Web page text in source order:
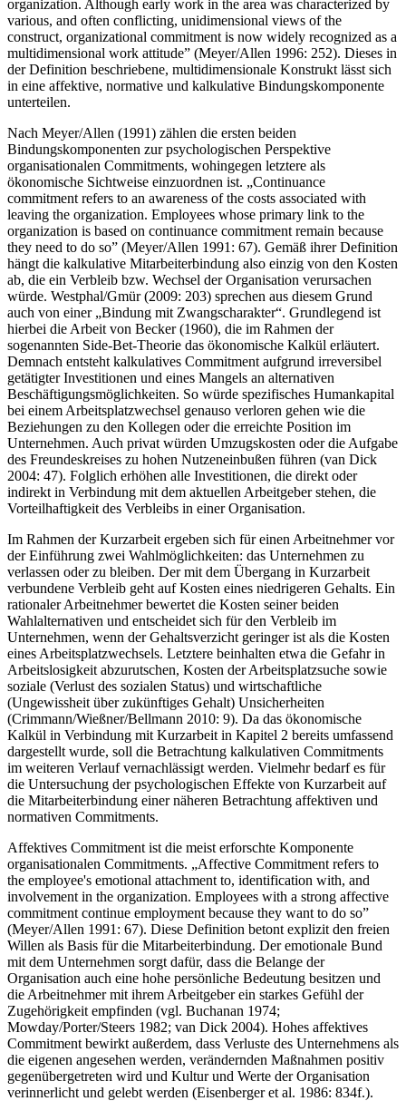
that makes it less likely that the employee will voluntarily leave the
organization. Although early work in the area was characterized by
various, and often conflicting, unidimensional views of the
construct, organizational commitment is now widely recognized as a
multidimensional work attitude” (Meyer/Allen 1996: 252). Dieses in
der Definition beschriebene, multidimensionale Konstrukt lässt sich
in eine affektive, normative und kalkulative Bindungskomponente
Nach Meyer/Allen (1991) zählen die ersten beiden
Bindungskomponenten zur psychologischen Perspektive
organisationalen Commitments, wohingegen letztere als
ökonomische Sichtweise einzuordnen ist. „Continuance
commitment refers to an awareness of the costs associated with
leaving the organization. Employees whose primary link to the
organization is based on continuance commitment remain because
they need to do so” (Meyer/Allen 1991: 67). Gemäß ihrer Definition
hängt die kalkulative Mitarbeiterbindung also einzig von den Kosten
ab, die ein Verbleib bzw. Wechsel der Organisation verursachen
würde. Westphal/Gmür (2009: 203) sprechen aus diesem Grund
auch von einer „Bindung mit Zwangscharakter“. Grundlegend ist
hierbei die Arbeit von Becker (1960), die im Rahmen der
sogenannten Side-Bet-Theorie das ökonomische Kalkül erläutert.
Demnach entsteht kalkulatives Commitment aufgrund irreversibel
getätigter Investitionen und eines Mangels an alternativen
Beschäftigungsmöglichkeiten. So würde spezifisches Humankapital
bei einem Arbeitsplatzwechsel genauso verloren gehen wie die
Beziehungen zu den Kollegen oder die erreichte Position im
Unternehmen. Auch privat würden Umzugskosten oder die Aufgabe
des Freundeskreises zu hohen Nutzeneinbußen führen (van Dick
2004: 47). Folglich erhöhen alle Investitionen, die direkt oder
indirekt in Verbindung mit dem aktuellen Arbeitgeber stehen, die
Im Rahmen der Kurzarbeit ergeben sich für einen Arbeitnehmer vor
der Einführung zwei Wahlmöglichkeiten: das Unternehmen zu
verlassen oder zu bleiben. Der mit dem Übergang in Kurzarbeit
verbundene Verbleib geht auf Kosten eines niedrigeren Gehalts. Ein
rationaler Arbeitnehmer bewertet die Kosten seiner beiden
Wahlalternativen und entscheidet sich für den Verbleib im
Unternehmen, wenn der Gehaltsverzicht geringer ist als die Kosten
eines Arbeitsplatzwechsels. Letztere beinhalten etwa die Gefahr in
Arbeitslosigkeit abzurutschen, Kosten der Arbeitsplatzsuche sowie
soziale (Verlust des sozialen Status) und wirtschaftliche
(Ungewissheit über zukünftiges Gehalt) Unsicherheiten
(Crimmann/Wießner/Bellmann 2010: 9). Da das ökonomische
Kalkül in Verbindung mit Kurzarbeit in Kapitel 2 bereits umfassend
dargestellt wurde, soll die Betrachtung kalkulativen Commitments
im weiteren Verlauf vernachlässigt werden. Vielmehr bedarf es für
die Untersuchung der psychologischen Effekte von Kurzarbeit auf
die Mitarbeiterbindung einer näheren Betrachtung affektiven und
Affektives Commitment ist die meist erforschte Komponente
organisationalen Commitments. „Affective Commitment refers to
the employee's emotional attachment to, identification with, and
involvement in the organization. Employees with a strong affective
commitment continue employment because they want to do so”
(Meyer/Allen 1991: 67). Diese Definition betont explizit den freien
Willen als Basis für die Mitarbeiterbindung. Der emotionale Bund
mit dem Unternehmen sorgt dafür, dass die Belange der
Organisation auch eine hohe persönliche Bedeutung besitzen und
die Arbeitnehmer mit ihrem Arbeitgeber ein starkes Gefühl der
Zugehörigkeit empfinden (vgl. Buchanan 1974;
Mowday/Porter/Steers 1982; van Dick 2004). Hohes affektives
Commitment bewirkt außerdem, dass Verluste des Unternehmens als
die eigenen angesehen werden, verändernden Maßnahmen positiv
gegenübergetreten wird und Kultur und Werte der Organisation